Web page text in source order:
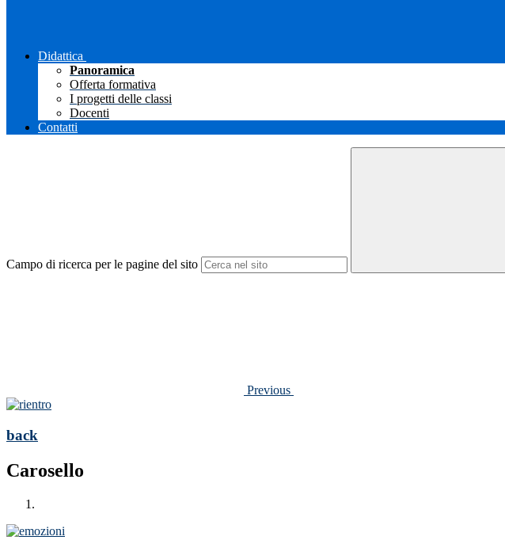
Didattica
Panoramica
Offerta formativa
I progetti delle classi
Docenti
Contatti
Campo di ricerca per le pagine del sito
Previous
back
Carosello